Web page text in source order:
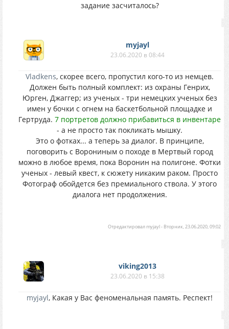
задание засчиталось?
myjayl
23.06.2020 в 08:44
Vladkens, скорее всего, пропустил кого-то из немцев.
Должен быть полный комплект: из охраны Генрих,
Юрген, Джаггер; из ученых - три немецких ученых без
имен у бочки с огнем на баскетбольной площадке и
Гертруда. 7 портретов должно прибавиться в инвентаре
- а не просто так покликать мышку.
Это о фотках... а теперь за диалог. В принципе,
поговорить с Ворониным о походе в Мертвый город
можно в любое время, пока Воронин на полигоне. Фотки
ученых - левый квест, к сюжету никаким раком. Просто
Фотограф обойдется без премиального ствола. У этого
диалога нет продолжения.
Отредактировал myjayl- Вторник, 23.06.2020, 09:02
viking2013
23.06.2020 в 15:38
myjayl, Какая у Вас феноменальная память. Респект!